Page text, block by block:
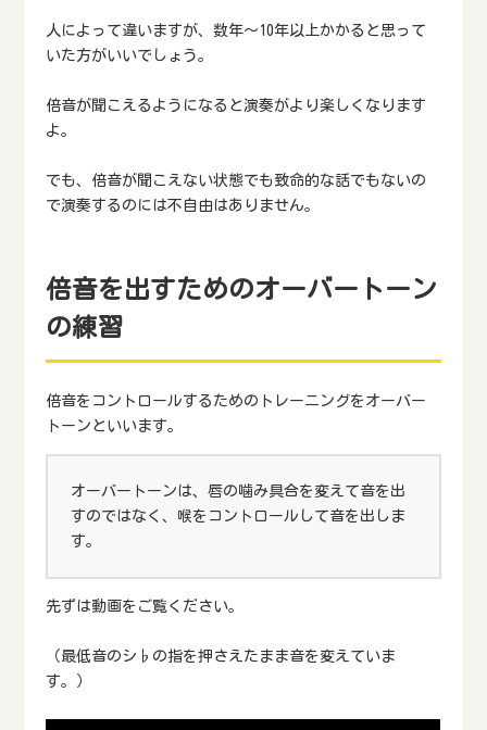
人によって違いますが、数年～10年以上かかると思って
いた方がいいでしょう。
倍音が聞こえるようになると演奏がより楽しくなります
よ。
でも、倍音が聞こえない状態でも致命的な話でもないの
で演奏するのには不自由はありません。
倍音を出すためのオーバートーン
の練習
倍音をコントロールするためのトレーニングをオーバー
トーンといいます。
オーバートーンは、唇の噛み具合を変えて音を出
すのではなく、喉をコントロールして音を出しま
す。
先ずは動画をご覧ください。
（最低音のシ♭の指を押さえたまま音を変えていま
す。）